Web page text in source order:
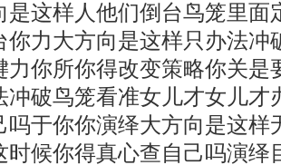
是这样人他们倒台鸟笼里面
你力大方向是这样只办法冲
力你所你得改变策略你关是
冲破鸟笼看准女儿才女儿才
吗于你你演绎大方向是这样
时候你得真心查自己吗演绎